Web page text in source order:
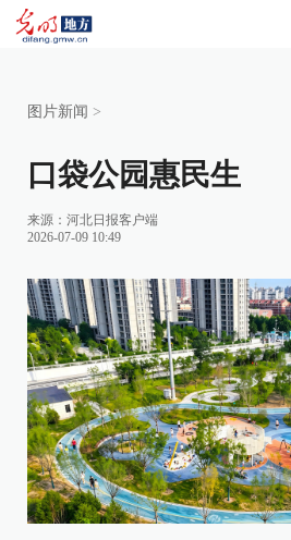
图片新闻 >
口袋公园惠民生
来源： 河北日报客户端
2026-07-09 10:49